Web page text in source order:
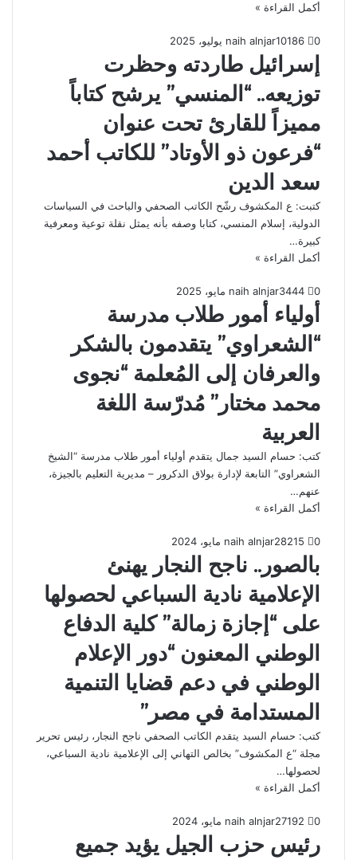
أكمل القراءة »
naih alnjar10 يوليو، 2025 0
إسرائيل طاردته وحظرت
توزيعه.. “المنسي” يرشح كتاباً
مميزاً للقارئ تحت عنوان
“فرعون ذو الأوتاد” للكاتب أحمد
سعد الدين
كتبت: ع المكشوف رشّح الكاتب الصحفي والباحث في السياسات
الدولية، إسلام المنسي، كتابا وصفه بأنه يمثل نقلة توعية ومعرفية
كبيرة…
أكمل القراءة »
naih alnjar3 مايو، 2025 0
أولياء أمور طلاب مدرسة
“الشعراوي” يتقدمون بالشكر
والعرفان إلى المُعلمة “نجوى
محمد مختار” مُدرّسة اللغة
العربية
كتب: حسام السيد جمال يتقدم أولياء أمور طلاب مدرسة “الشيخ
الشعراوي” التابعة لإدارة بولاق الدكرور – مديرية التعليم بالجيزة،
عنهم…
أكمل القراءة »
naih alnjar28 مايو، 2024 0
بالصور.. ناجح النجار يهنئ
الإعلامية نادية السباعي لحصولها
على “إجازة زمالة” كلية الدفاع
الوطني المعنون “دور الإعلام
الوطني في دعم قضايا التنمية
المستدامة في مصر”
كتب: حسام السيد يتقدم الكاتب الصحفي ناجح النجار، رئيس تحرير
مجلة “ع المكشوف” بخالص التهاني إلى الإعلامية نادية السباعي،
لحصولها…
أكمل القراءة »
naih alnjar27 مايو، 2024 0
رئيس حزب الجيل يؤيد جميع